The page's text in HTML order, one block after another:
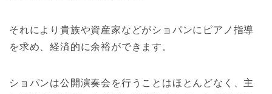
それにより貴族や資産家などがショパンにピアノ指導
を求め、経済的に余裕ができます。
ショパンは公開演奏会を行うことはほとんどなく、主